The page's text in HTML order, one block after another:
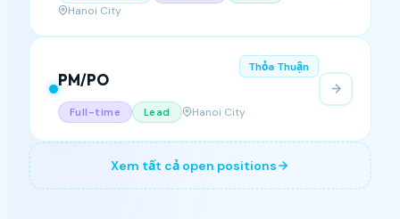
Hanoi City
PM/PO
Thỏa Thuận
Full-time Lead Hanoi City
Xem tất cả open positions